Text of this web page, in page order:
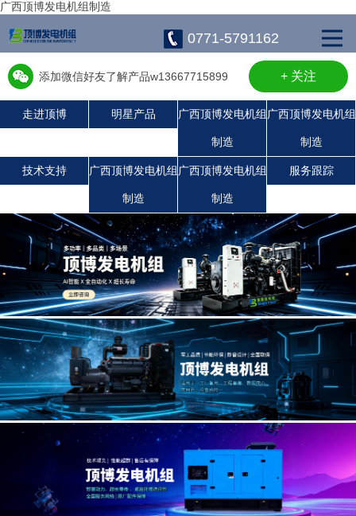
广西顶博发电机组制造
0771-5791162
添加微信好友了解产品w13667715899 + 关注
走进顶博 明星产品 广西顶博发电机组
制造
广西顶博发电机组
制造
技术支持 广西顶博发电机组
制造
广西顶博发电机组
制造
服务跟踪
静音发电机组
潍柴发电机组
珀金斯发电机组
沃尔沃发电机组
广西顶博发电机组制造:康明斯广西顶博发电机组制造
广西顶博发电机组制造:上柴发电机组
玉柴发电机组